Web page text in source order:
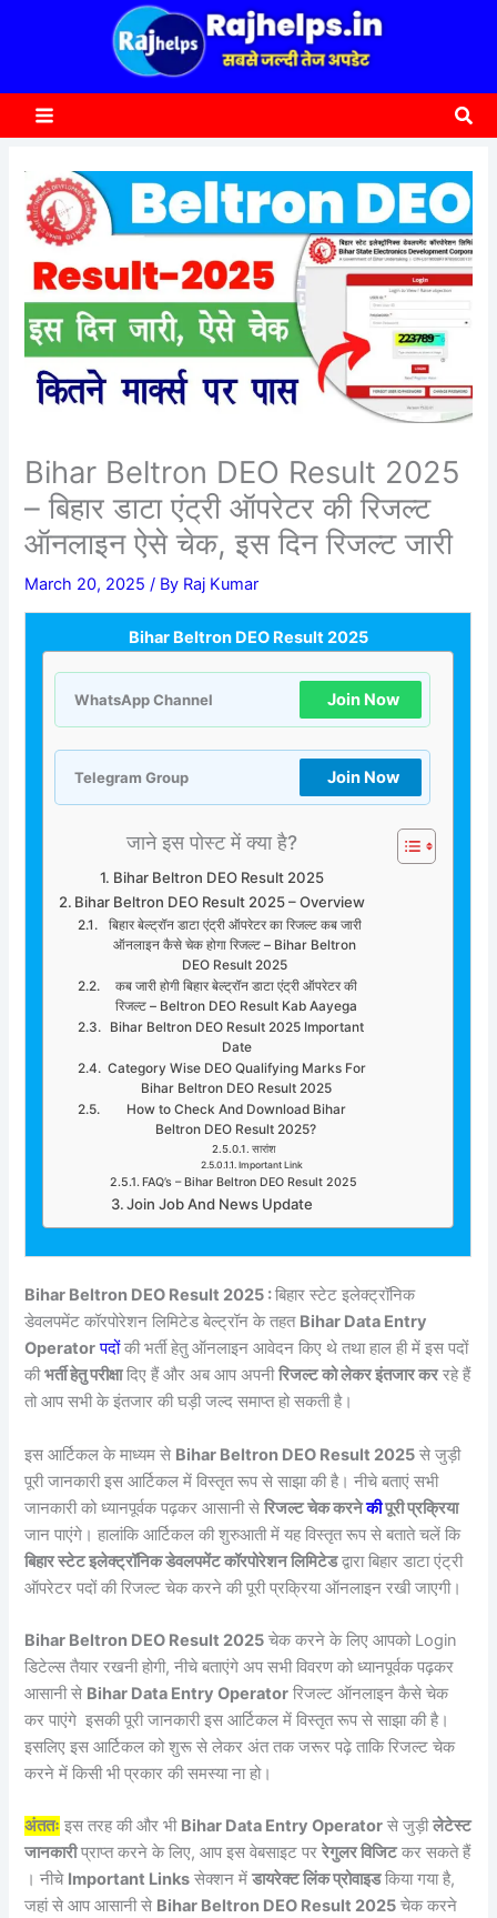
Bihar Beltron DEO Result 2025
– बिहार डाटा एंट्री ऑपरेटर की रिजल्ट
ऑनलाइन ऐसे चेक, इस दिन रिजल्ट जारी
March 20, 2025/ By Raj Kumar
Bihar Beltron DEO Result 2025
WhatsApp Channel Join Now
Telegram Group Join Now
जाने इस पोस्ट में क्या है?
Bihar Beltron DEO Result 2025
Bihar Beltron DEO Result 2025 – Overview
बिहार बेल्ट्रॉन डाटा एंट्री ऑपरेटर का रिजल्ट कब जारी
ऑनलाइन कैसे चेक होगा रिजल्ट – Bihar Beltron
DEO Result 2025
कब जारी होगी बिहार बेल्ट्रॉन डाटा एंट्री ऑपरेटर की
रिजल्ट – Beltron DEO Result Kab Aayega
Bihar Beltron DEO Result 2025 Important
Date
Category Wise DEO Qualifying Marks For
Bihar Beltron DEO Result 2025
How to Check And Download Bihar
Beltron DEO Result 2025?
सारांश
Important Link
FAQ’s – Bihar Beltron DEO Result 2025
Join Job And News Update
Bihar Beltron DEO Result 2025 :बिहार स्टेट इलेक्ट्रॉनिक
डेवलपमेंट कॉरपोरेशन लिमिटेड बेल्ट्रॉन के तहत Bihar Data Entry
Operator पदोंकी भर्ती हेतु ऑनलाइन आवेदन किए थे तथा हाल ही में इस पदों
कीभर्ती हेतु परीक्षादिए हैं और अब आप अपनीरिजल्ट को लेकर इंतजार कररहे हैं
तो आप सभी के इंतजार की घड़ी जल्द समाप्त हो सकती है।
इस आर्टिकल के माध्यम से Bihar Beltron DEO Result 2025 से जुड़ी
पूरी जानकारी इस आर्टिकल में विस्तृत रूप से साझा की है। नीचे बताएं सभी
जानकारी को ध्यानपूर्वक पढ़कर आसानी सेरिजल्ट चेक करनेकीपूरी प्रक्रिया
जान पाएंगे। हालांकि आर्टिकल की शुरुआती में यह विस्तृत रूप से बताते चलें कि
बिहार स्टेट इलेक्ट्रॉनिक डेवलपमेंट कॉरपोरेशन लिमिटेडद्वारा बिहार डाटा एंट्री
ऑपरेटर पदों की रिजल्ट चेक करने की पूरी प्रक्रिया ऑनलाइन रखी जाएगी।
Bihar Beltron DEO Result 2025 चेक करने के लिए आपको Login
डिटेल्स तैयार रखनी होगी, नीचे बताएंगे अप सभी विवरण को ध्यानपूर्वक पढ़कर
आसानी से Bihar Data Entry Operator रिजल्ट ऑनलाइन कैसे चेक
कर पाएंगे इसकी पूरी जानकारी इस आर्टिकल में विस्तृत रूप से साझा की है।
इसलिए इस आर्टिकल को शुरू से लेकर अंत तक जरूर पढ़े ताकि रिजल्ट चेक
करने में किसी भी प्रकार की समस्या ना हो।
अंततः इस तरह की और भी Bihar Data Entry Operator से जुड़ीलेटेस्ट
जानकारीप्राप्त करने के लिए, आप इस वेबसाइट पररेगुलर विजिटकर सकते हैं
। नीचे Important Links सेक्शन मेंडायरेक्ट लिंक प्रोवाइडकिया गया है,
जहां से आप आसानी से Bihar Beltron DEO Result 2025 चेक करने
c